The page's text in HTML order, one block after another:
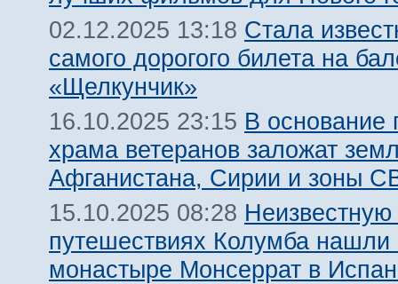
02.12.2025 13:18 Стала
самого дорогого билета на
«Щелкунчик»
16.10.2025 23:15 В основание
храма ветеранов заложат
Афганистана, Сирии и зоны
15.10.2025 08:28
путешествиях Колумба нашли
монастыре Монсеррат в